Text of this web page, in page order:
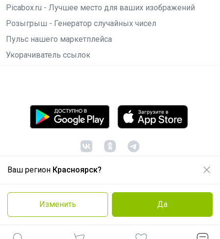
Ваш регион Красноярск?
Изменить Да
Picabox.ru - Лучшее место для ваших изображений
Розыгрыш - Генератор случайных чисел
Пульс нашего маркетплейса
Укорачиватель ссылок
© ООО "Лявита", ОГРН 1122468054070, 2012 -2026
Политика конфиденциальности
Cоглашение пользователя